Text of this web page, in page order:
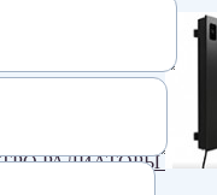
РАДИАТОРЫ